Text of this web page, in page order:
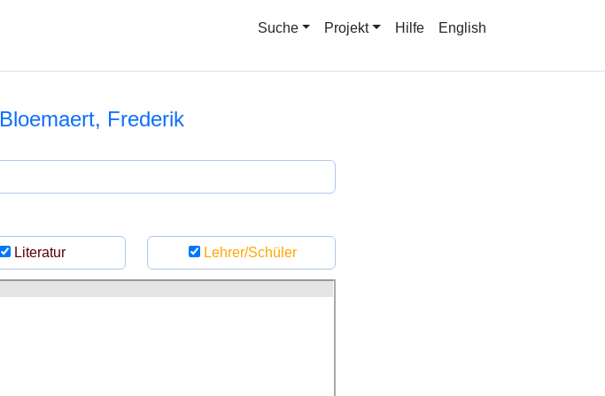
Suche Projekt Hilfe English
Bloemaert, Frederik
Literatur Lehrer/Schüler